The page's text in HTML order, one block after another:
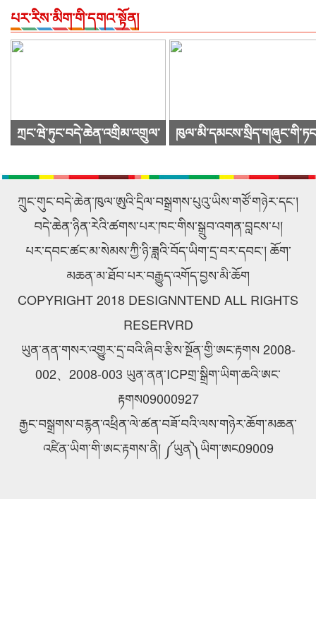
པར་རིས་མིག་གི་དགའ་སྟོན།
ཀྲང་ཝེ་ཏུང་བདེ་ཆེན་འགྲིམ་འགྲུལ་
ཕེབས་ནས་བརྟག་དཔྱད་གནང་བ།
འཚོགས།
ཀྲུང་གུང་བདེ་ཆེན་ཁུལ་ཨུའི་དྲིལ་བསྒྲགས་པུའུ་ཡིས་གཙོ་གཉེར་དང་།
བདེ་ཆེན་ཉིན་རེའི་ཚགས་པར་ཁང་གིས་སྒྲུབ་འགན་བླངས་པ།
པར་དབང་ཚང་མ་སེམས་ཀྱི་ཉི་ཟླའི་བོད་ཡིག་དྲ་བར་དབང་། ཆོག་
མཆན་མ་ཐོབ་པར་བརྒྱུད་འགོད་བྱས་མི་ཆོག
COPYRIGHT 2018 DESIGNNTEND ALL RIGHTS
RESERVRD
ཡུན་ནན་གསར་འགྱུར་དྲ་བའི་ཞིབ་རྩིས་སྔོན་གྱི་ཨང་རྟགས 2008-
002、2008-003 ཡུན་ནན་ICPགྲ་སྒྲིག་ཡིག་ཆའི་ཨང་
རྟགས09000927
རྒྱང་བསྒྲགས་བརྙན་འཕྲིན་ལེ་ཚན་བཟོ་བའི་ལས་གཉེར་ཆོག་མཆན་
འཛིན་ཡིག་གི་ཨང་རྟགས་ནི། ༼ཡུན༽ཡིག་ཨང09009